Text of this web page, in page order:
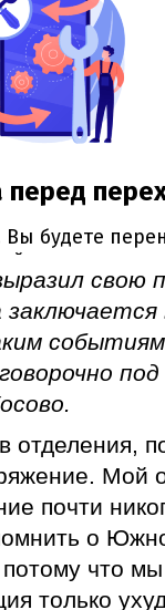
свою
событиям
Мой
почти
о
что
только